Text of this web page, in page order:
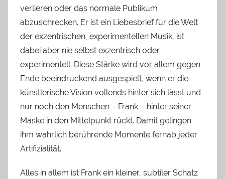
verlieren oder das normale Publikum
abzuschrecken. Er ist ein Liebesbrief für die Welt
der exzentrischen, experimentellen Musik, ist
dabei aber nie selbst exzentrisch oder
experimentell. Diese Stärke wird vor allem gegen
Ende beeindruckend ausgespielt, wenn er die
künstlerische Vision vollends hinter sich lässt und
nur noch den Menschen – Frank – hinter seiner
Maske in den Mittelpunkt rückt. Damit gelingen
ihm wahrlich berührende Momente fernab jeder
Artifizialität.
Alles in allem ist Frank ein kleiner, subtiler Schatz